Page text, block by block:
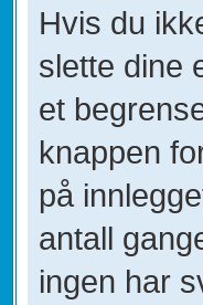
Hvis du
slette dine
et
knappen
på
antall
ingen har